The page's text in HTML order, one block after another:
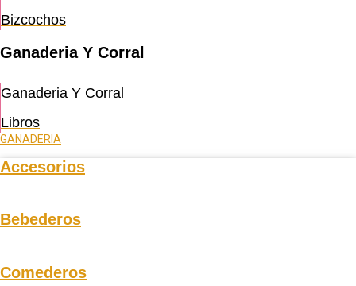
Bizcochos
Ganaderia Y Corral
Ganaderia Y Corral
Libros
GANADERIA
Accesorios
Bebederos
Comederos